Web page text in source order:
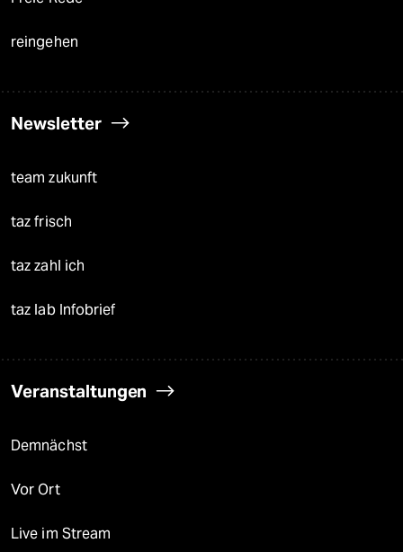
reingehen
Newsletter
team zukunft
taz frisch
taz zahl ich
taz lab Infobrief
Veranstaltungen
Demnächst
Vor Ort
Live im Stream